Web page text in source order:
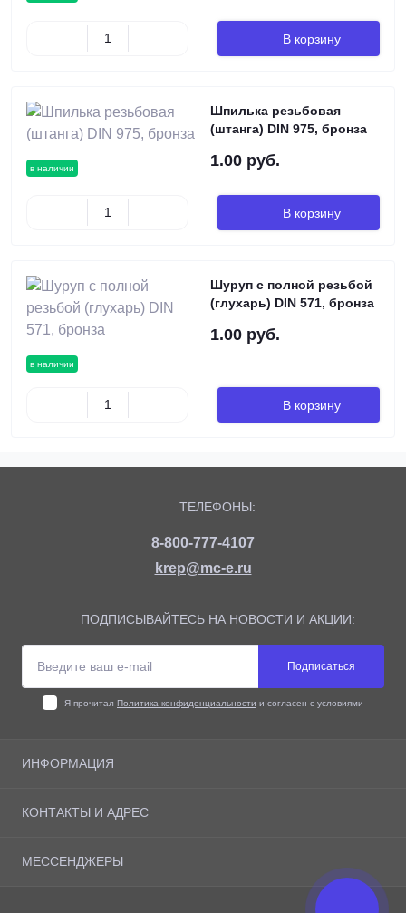
В корзину
в наличии
Шпилька резьбовая
(штанга) DIN 975, бронза
1.00 руб.
В корзину
в наличии
Шуруп с полной резьбой
(глухарь) DIN 571, бронза
1.00 руб.
В корзину
ТЕЛЕФОНЫ:
8-800-777-4107
krep@mc-e.ru
ПОДПИСЫВАЙТЕСЬ НА НОВОСТИ И АКЦИИ:
Подписаться
Я прочитал Политика конфиденциальности и согласен с условиями
ИНФОРМАЦИЯ
Доставка
Возврат товара
КОНТАКТЫ И АДРЕС
МЕССЕНДЖЕРЫ